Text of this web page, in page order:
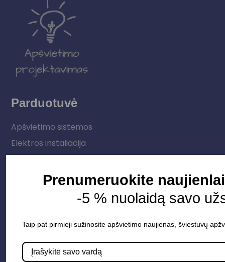
Parduotuvė
Apšvietimo sistemos
Elektros instaliacija
LED juostos
Vidaus apšvietimas
Informacija
Apie mus
Prenumeruokite
-5 % nuolaidą savo
Taip pat pirmieji sužinosite apšvietimo naujienas, šviestuvų